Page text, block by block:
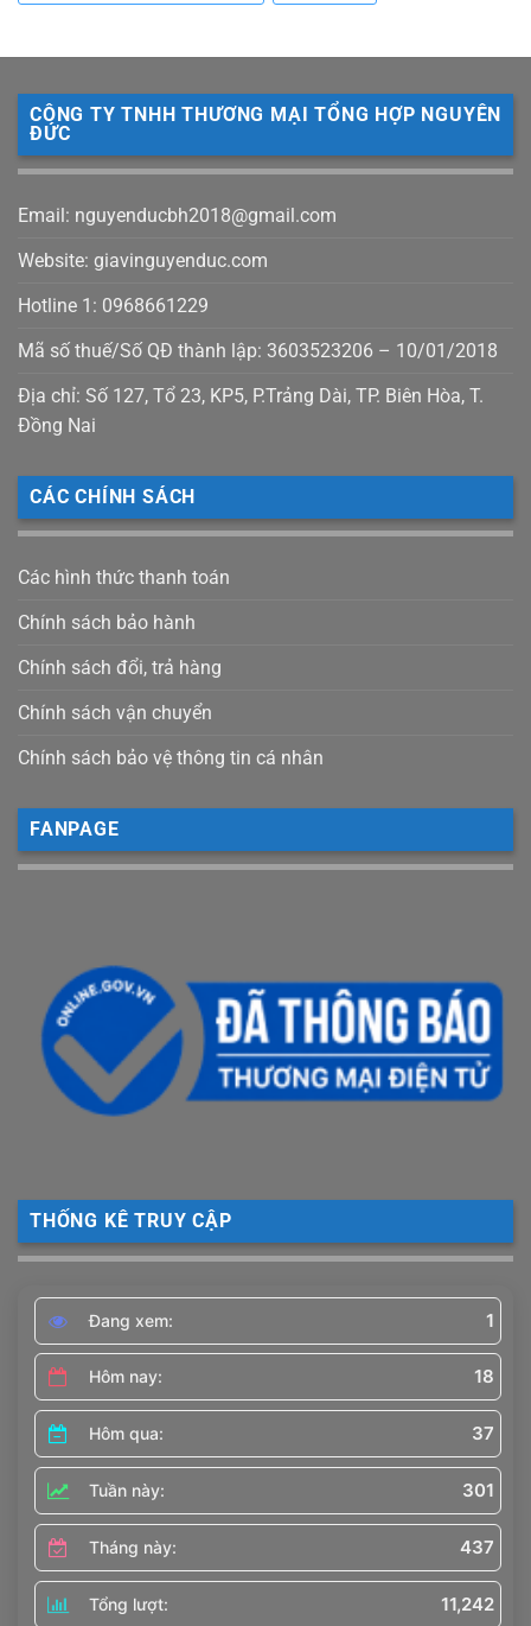
CÔNG TY TNHH THƯƠNG MẠI TỔNG HỢP NGUYÊN
ĐỨC
Email: nguyenducbh2018@gmail.com
Website: giavinguyenduc.com
Hotline 1: 0968661229
Mã số thuế/Số QĐ thành lập: 3603523206 – 10/01/2018
Địa chỉ: Số 127, Tổ 23, KP5, P.Trảng Dài, TP. Biên Hòa, T.
Đồng Nai
CÁC CHÍNH SÁCH
Các hình thức thanh toán
Chính sách bảo hành
Chính sách đổi, trả hàng
Chính sách vận chuyển
Chính sách bảo vệ thông tin cá nhân
FANPAGE
THỐNG KÊ TRUY CẬP
Đang xem: 1
Hôm nay: 18
Hôm qua: 37
Tuần này: 301
Tháng này: 437
Tổng lượt: 11,242